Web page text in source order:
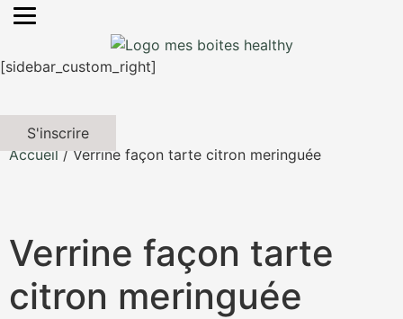
[sidebar_custom_right]
S'inscrire
Accueil/ Verrine façon tarte citron meringuée
Verrine façon tarte
citron meringuée